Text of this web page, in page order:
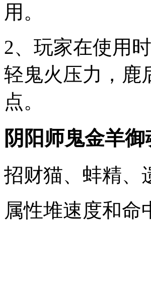
用。
2、玩家在使用
轻鬼火压力，鹿
点。
阴阳师鬼金羊
招财猫、蚌精、
属性堆速度和命